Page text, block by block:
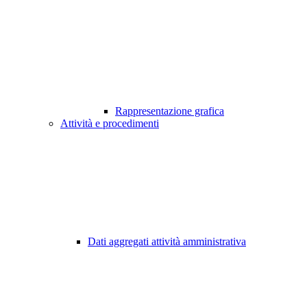
Rappresentazione grafica
Attività e procedimenti
Dati aggregati attività amministrativa